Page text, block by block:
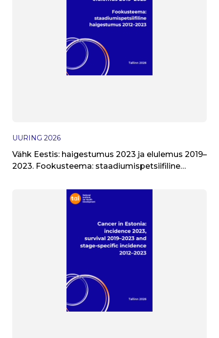
UURING 2026
Vähk Eestis: haigestumus 2023 ja elulemus 2019–
2023. Fookusteema: staadiumispetsiifiline